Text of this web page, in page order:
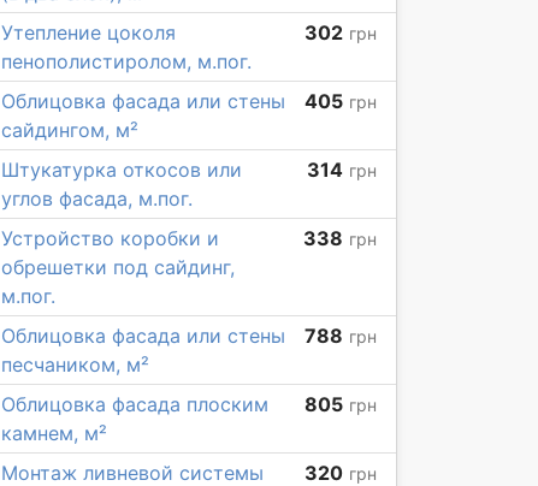
Утепление цоколя
пенополистиролом, м.пог.
302 грн
Облицовка фасада или стены
сайдингом, м²
405 грн
Штукатурка откосов или
углов фасада, м.пог.
314 грн
Устройство коробки и
обрешетки под сайдинг,
м.пог.
338 грн
Облицовка фасада или стены
песчаником, м²
788 грн
Облицовка фасада плоским
камнем, м²
805 грн
Монтаж ливневой системы
320 грн